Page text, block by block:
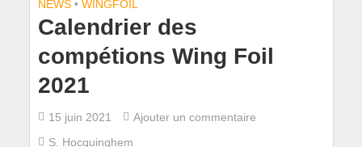
NEWS • WINGFOIL
Calendrier des
compétions Wing Foil
2021
15 juin 2021
Ajouter un commentaire
S. Hocquinghem